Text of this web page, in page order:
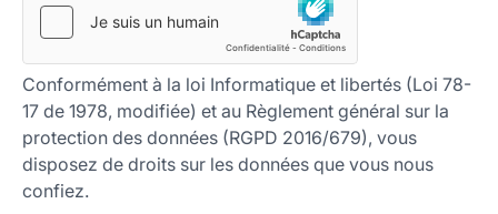
Conformément à la loi Informatique et libertés (Loi 78-
17 de 1978, modifiée) et au Règlement général sur la
protection des données (RGPD 2016/679), vous
disposez de droits sur les données que vous nous
confiez.